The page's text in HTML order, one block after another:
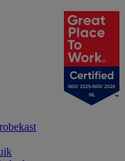
NOV 2025-NOV 2026
NL